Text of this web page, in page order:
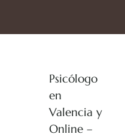
Psicólogo
en
Valencia y
Online –